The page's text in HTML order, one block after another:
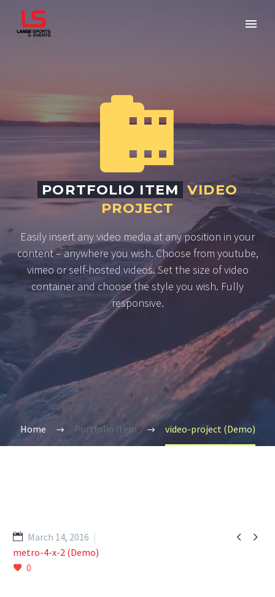


PORTFOLIO ITEM VIDEO
PROJECT
Easily insert any video media at any position in your
content – anywhere you wish. Choose from youtube,
vimeo or self-hosted videos. Set the size of video
container and choose the style you wish. Fully
responsive.
Home Portfolio Item video-project (Demo)
 
March 14, 2016
metro-4-x-2 (Demo)
0